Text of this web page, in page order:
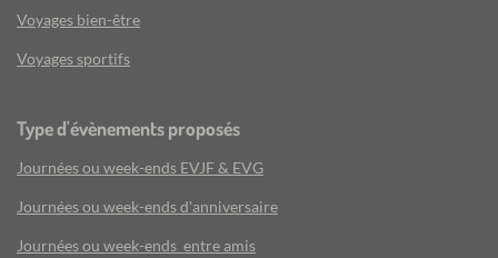
Voyages bien-être
Voyages sportifs
Type d'évènements proposés
Journées ou week-ends EVJF & EVG
Journées ou week-ends d'anniversaire
Journées ou week-ends entre amis